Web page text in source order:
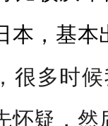
本，基本
很多时
怀疑，然